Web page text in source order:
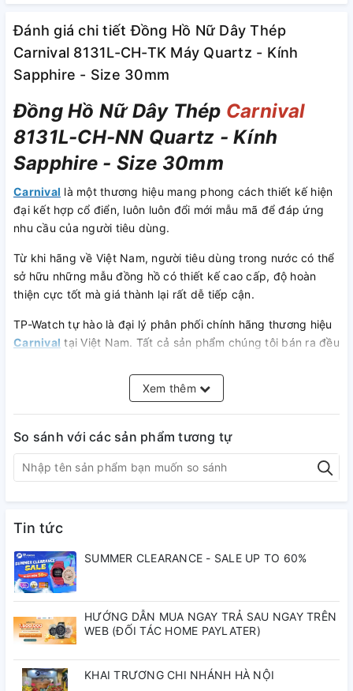
Đánh giá chi tiết Đồng Hồ Nữ Dây Thép
Carnival 8131L-CH-TK Máy Quartz - Kính
Sapphire - Size 30mm
Đồng Hồ Nữ Dây Thép Carnival
8131L-CH-NN Quartz - Kính
Sapphire - Size 30mm
Carnival là một thương hiệu mang phong cách thiết kế hiện
đại kết hợp cổ điển, luôn luôn đổi mới mẫu mã để đáp ứng
nhu cầu của người tiêu dùng.
Từ khi hãng về Việt Nam, người tiêu dùng trong nước có thể
sở hữu những mẫu đồng hồ có thiết kế cao cấp, độ hoàn
thiện cực tốt mà giá thành lại rất dễ tiếp cận.
TP-Watch tự hào là đại lý phân phối chính hãng thương hiệu
Carnival tại Việt Nam. Tất cả sản phẩm chúng tôi bán ra đều
Xem thêm
So sánh với các sản phẩm tương tự
Tin tức
SUMMER CLEARANCE - SALE UP TO 60%
HƯỚNG DẪN MUA NGAY TRẢ SAU NGAY TRÊN
WEB (ĐỐI TÁC HOME PAYLATER)
KHAI TRƯƠNG CHI NHÁNH HÀ NỘI